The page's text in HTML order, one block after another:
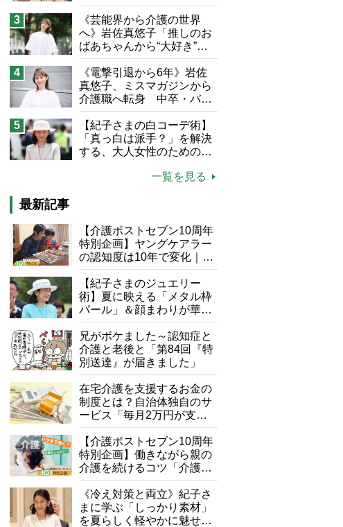
両手をすり合わせて温めたら、手をおわんのような形にして手のひらの真ん中
るようにあてる。目は閉じたまま、3分ほどそのままに
3
《芸能界から介護の世界
へ》岩佐真悠子「推しのお
ばあちゃんから“大好き”を
もらえる」理不尽さも吹き
飛ぶ“やりがい”、介護の現
場は「愛おしい」
4
《電撃引退から6年》岩佐
真悠子、ミスマガジンから
介護職へ転身 中卒・バイ
ト経験ゼロの彼女が見つけ
た“居場所”「社会の役に立
ちながら自分らしくいられ
る」
5
【紀子さまの白コーデ術】
「真っ白は派手？」を解決
する、大人女性のための上
一覧を見る
最新記事
【介護ポストセブン10周年
特別企画】ヤングケアラー
の認知度は10年で変化｜流
行語大賞にノミネート、法
律にも明記されたが果たし
て現在は？
【紀子さまのジュエリー
術】夏に映える「メタル枠
パール」＆顔まわりが華や
ぐ「揺れる一粒」の使い分
け方
兄がボケました～認知症と
介護と老後と「第84回『特
別送達』が届きました」
在宅介護を支援するお金の
制度とは？自治体独自のサ
ービス「毎月2万円が支給
される」ケースも【FP解
説】
【介護ポストセブン10周年
特別企画】働きながら親の
介護を続けるコツ「介護は
10年以上続くことも…3つ
のフェーズに分けて考えて
みよう」【社会福祉士解
説】
《冷え対策と両立》紀子さ
まに学ぶ「しっかり素材」
を夏らしく軽やかに魅せる